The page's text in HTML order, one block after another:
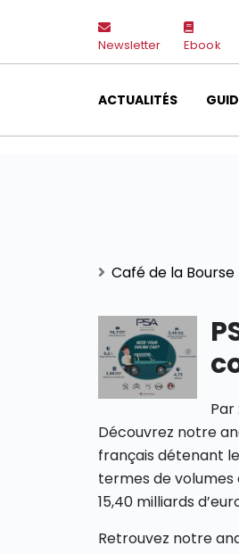
Newsletter Ebook
ACTUALITÉS
Café de la Bourse
Découvrez notre
français détenant
termes de
15,40 milliards
Retrouvez notre